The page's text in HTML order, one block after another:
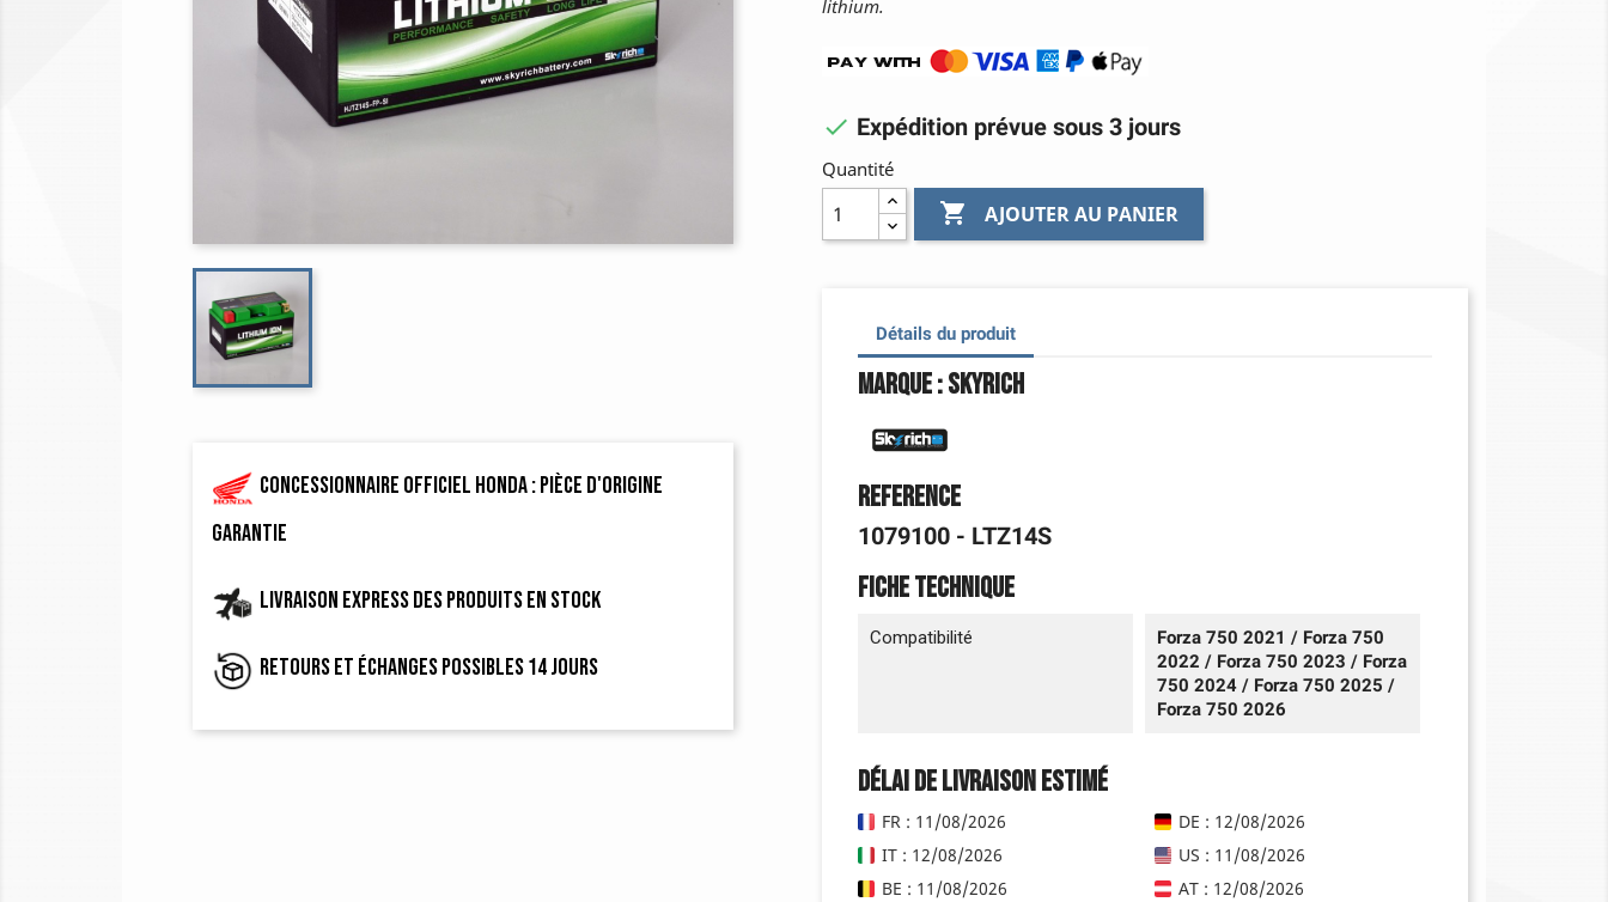
Concessionnaire officiel Honda : pièce d'origine
garantie
Livraison express des produits en stock
Retours et échanges possibles 14 jours
lithium.
 Expédition prévue sous 3 jours
Quantité
 AJOUTER AU PANIER
Détails du produit
Marque : Skyrich
Reference
1079100 - LTZ14S
Fiche technique
Compatibilité
Forza 750 2021 / Forza 750
2022 / Forza 750 2023 / Forza
750 2024 / Forza 750 2025 /
Forza 750 2026
Délai de livraison estimé
FR : 11/08/2026
DE : 12/08/2026
IT : 12/08/2026
US : 11/08/2026
BE : 11/08/2026
AT : 12/08/2026